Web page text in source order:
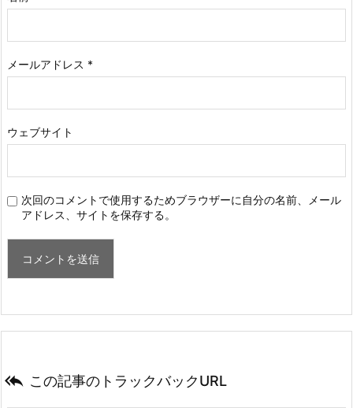
メールアドレス *
ウェブサイト
次回のコメントで使用するためブラウザーに自分の名前、メール
アドレス、サイトを保存する。
 この記事のトラックバックURL